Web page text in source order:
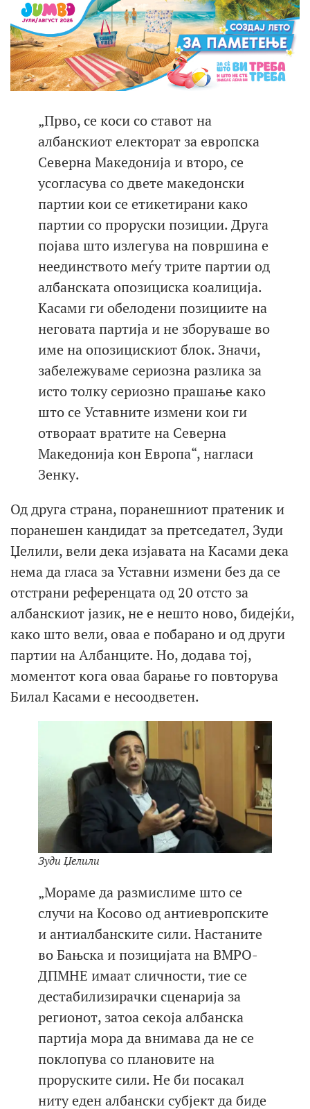
„Прво, се коси со ставот на
албанскиот електорат за европска
Северна Македонија и второ, се
усогласува со двете македонски
партии кои се етикетирани како
партии со проруски позиции. Друга
појава што излегува на површина е
неединството меѓу трите партии од
албанската опозициска коалиција.
Касами ги обелодени позициите на
неговата партија и не зборуваше во
име на опозицискиот блок. Значи,
забележуваме сериозна разлика за
исто толку сериозно прашање како
што се Уставните измени кои ги
отвораат вратите на Северна
Македонија кон Европа“, нагласи
Зенку.
Од друга страна, поранешниот пратеник и
поранешен кандидат за претседател, Зуди
Џелили, вели дека изјавата на Касами дека
нема да гласа за Уставни измени без да се
отстрани референцата од 20 отсто за
албанскиот јазик, не е нешто ново, бидејќи,
како што вели, оваа е побарано и од други
партии на Албанците. Но, додава тој,
моментот кога оваа барање го повторува
Билал Касами е несоодветен.
Зуди Џелили
„Мораме да размислиме што се
случи на Косово од антиевропските
и антиалбанските сили. Настаните
во Бањска и позицијата на ВМРО-
ДПМНЕ имаат сличности, тие се
дестабилизирачки сценарија за
регионот, затоа секоја албанска
партија мора да внимава да не се
поклопува со плановите на
проруските сили. Не би посакал
ниту еден албански субјект да биде